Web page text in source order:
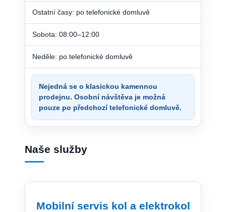
Ostatní časy: po telefonické domluvě
Sobota: 08:00–12:00
Neděle: po telefonické domluvě
Nejedná se o klasickou kamennou
prodejnu. Osobní návštěva je možná
pouze po předchozí telefonické domluvě.
Naše služby
Mobilní servis kol a elektrokol